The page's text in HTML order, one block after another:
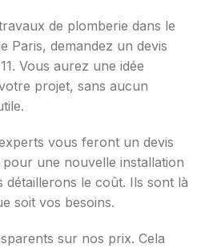
de plomberie dans le
Paris, demandez un devis
Vous aurez une idée
projet, sans aucun
vous feront un devis
une nouvelle installation
le coût. Ils sont là
soit vos besoins.
sur nos prix. Cela